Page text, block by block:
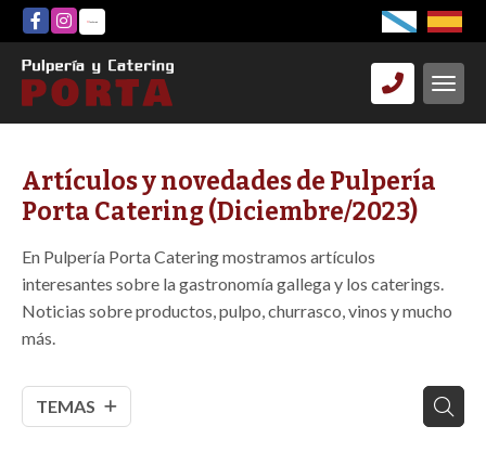
Artículos y novedades de Pulpería
Porta Catering (Diciembre/2023)
En Pulpería Porta Catering mostramos artículos
interesantes sobre la gastronomía gallega y los caterings.
Noticias sobre productos, pulpo, churrasco, vinos y mucho
más.
TEMAS